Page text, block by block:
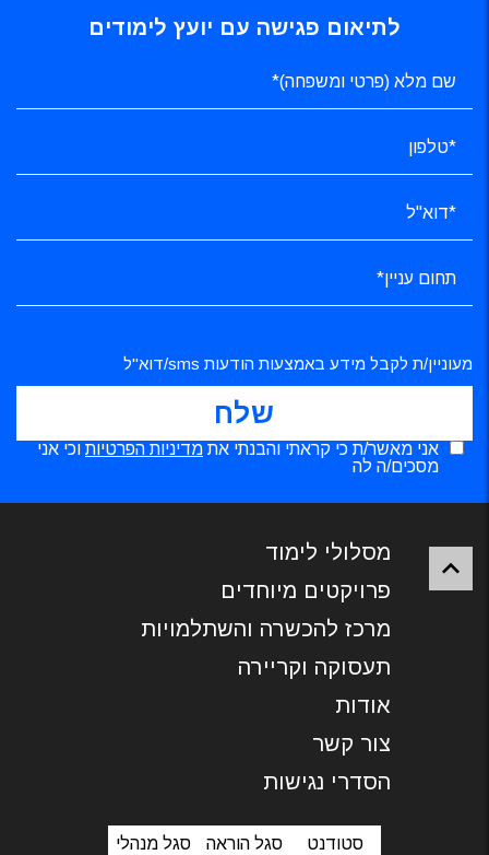
לתיאום פגישה עם יועץ לימודים
מעוניין/ת לקבל מידע באמצעות הודעות sms/דוא"ל
אני מאשר/ת כי קראתי והבנתי את מדיניות הפרטיות וכי אני
מסכים/ה לה
מסלולי לימוד
פרויקטים מיוחדים
מרכז להכשרה והשתלמויות
תעסוקה וקריירה
אודות
צור קשר
הסדרי נגישות
סטודנט סגל הוראה סגל מנהלי